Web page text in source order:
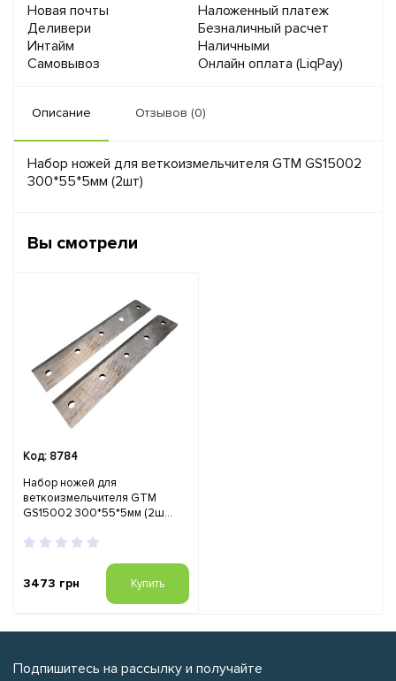
Новая почты
Деливери
Интайм
Самовывоз
Наложенный платеж
Безналичный расчет
Наличными
Онлайн оплата (LiqPay)
Описание Отзывов (0)
Набор ножей для веткоизмельчителя GTM GS15002
300*55*5мм (2шт)
Вы смотрели
Код: 8784
Набор ножей для
веткоизмельчителя GTM
GS15002 300*55*5мм (2ш...
3473 грн Купить
Подпишитесь на рассылку и получайте